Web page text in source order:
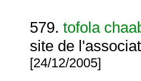
579. tofola
site de
[24/12/2005]